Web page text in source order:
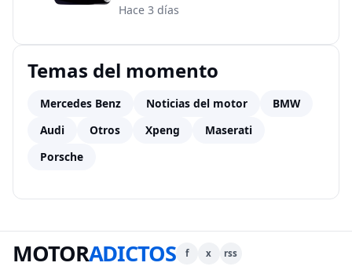
Hace 3 días
Temas del momento
Mercedes Benz Noticias del motor
BMW
Audi
Otros Xpeng
Maserati
Porsche
MOTORADICTOS f x rss